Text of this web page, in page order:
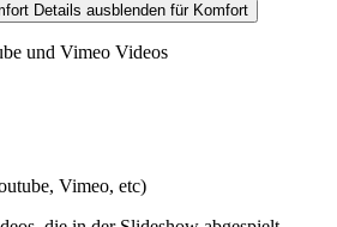
Details ausblenden für Komfort
und Vimeo Videos
Vimeo, etc)